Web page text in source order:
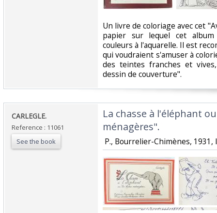
‎Un livre de coloriage avec cet
papier sur lequel cet
couleurs à l'aquarelle. Il est
qui voudraient s'amuser à
des teintes franches et
dessin de couverture". ‎
‎CARLEGLE.‎
Reference : 11061
See the book
‎La chasse à l'éléphant
ménagères".‎
P., Bourrelier-Chimènes,